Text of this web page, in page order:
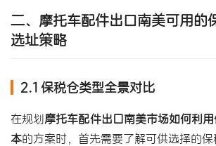
二、摩托车配件出口南美可用的
选址策略
2.1 保税仓类型全景对比
在规划摩托车配件出口南美市场如何利
本的方案时，首先需要了解可供选择的保